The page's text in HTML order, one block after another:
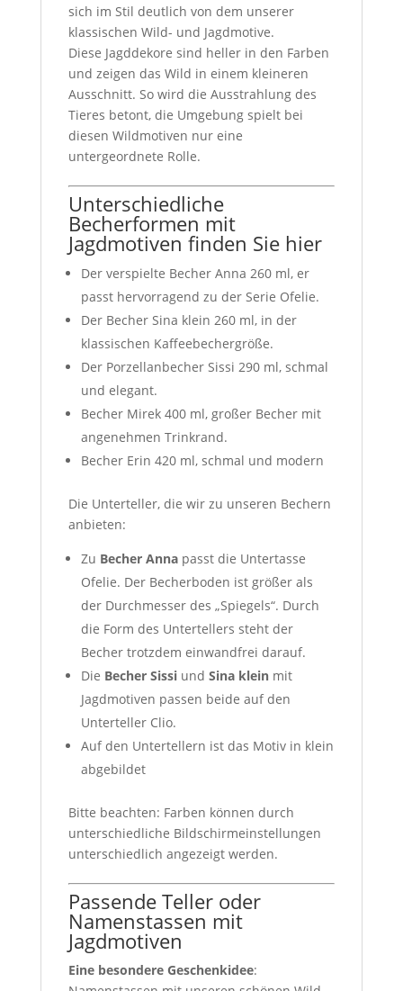
sich im Stil deutlich von dem unserer
klassischen Wild- und Jagdmotive.
Diese Jagddekore sind heller in den Farben
und zeigen das Wild in einem kleineren
Ausschnitt. So wird die Ausstrahlung des
Tieres betont, die Umgebung spielt bei
diesen Wildmotiven nur eine
untergeordnete Rolle.
Unterschiedliche
Becherformen mit
Jagdmotiven finden Sie hier
Der verspielte Becher Anna 260 ml, er
passt hervorragend zu der Serie Ofelie.
Der Becher Sina klein 260 ml, in der
klassischen Kaffeebechergröße.
Der Porzellanbecher Sissi 290 ml, schmal
und elegant.
Becher Mirek 400 ml, großer Becher mit
angenehmen Trinkrand.
Becher Erin 420 ml, schmal und modern
Die Unterteller, die wir zu unseren Bechern
anbieten:
Zu Becher Annapasst die Untertasse
Ofelie. Der Becherboden ist größer als
der Durchmesser des „Spiegels“. Durch
die Form des Untertellers steht der
Becher trotzdem einwandfrei darauf.
Die Becher Sissiund Sina kleinmit
Jagdmotiven passen beide auf den
Unterteller Clio.
Auf den Untertellern ist das Motiv in klein
abgebildet
Bitte beachten: Farben können durch
unterschiedliche Bildschirmeinstellungen
unterschiedlich angezeigt werden.
Passende Teller oder
Namenstassen mit
Jagdmotiven
Eine besondere Geschenkidee: